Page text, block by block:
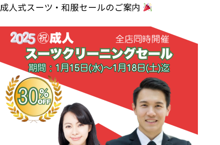
成人式スーツ・和服セールのご案内